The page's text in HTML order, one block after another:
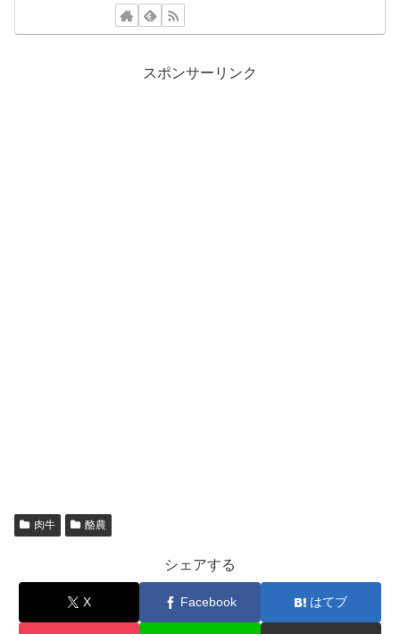
スポンサーリンク
肉牛 酪農
シェアする
X Facebook はてブ